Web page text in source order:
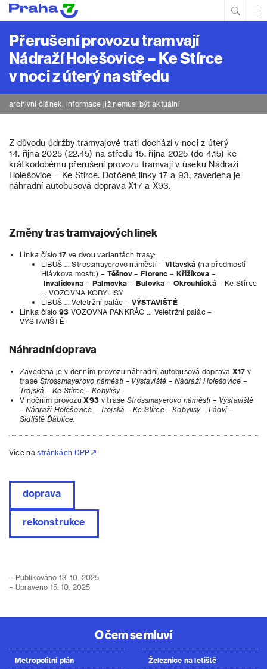
Přerušení provozu tramvají
Nádraží Holešovice – Ke Stírce
v noci z úterý na středu
archivní článek, informace již nemusí být aktuální
Z důvodu údržby tramvajové trati dochází v noci z úterý
14. října 2025 (22.45) na středu 15. října 2025 (do 4.15) ke
krátkodobému přerušení provozu tramvají v úseku Nádraží
Holešovice – Ke Stírce. Dotčené linky 17 a 93, zavedena je
náhradní autobusová doprava X17 a X93.
Změny tras tramvajových linek
Linka číslo 17 ve dvou variantách trasy:
LIBUŠ … Strossmayerovo náměstí – Vltavská (na předmostí
Hlávkova mostu) – Těšnov – Florenc – Křižíkova –
Invalidovna – Palmovka – Bulovka – Okrouhlická – Ke Stírce
… VOZOVNA KOBYLISY
LIBUŠ … Veletržní palác – VÝSTAVIŠTĚ
Linka číslo 93 VOZOVNA PANKRÁC … Veletržní palác –
VÝSTAVIŠTĚ
Náhradní doprava
Zavedena je v denním provozu náhradní autobusová doprava X17 v
trase Strossmayerovo náměstí – Výstaviště – Nádraží Holešovice –
Trojská – Ke Stírce – Kobylisy.
V nočním provozu X93 v trase Strossmayerovo náměstí – Výstaviště
– Nádraží Holešovice – Trojská – Ke Stírce – Kobylisy – Ládví –
Sídliště Ďáblice
Více nastránkách DPP
doprava
rekonstrukce
– Publikováno 13. 10. 2025
– Upraveno 15. 10. 2025
O čem se mluví
Metropolitní plán Železnice na letiště